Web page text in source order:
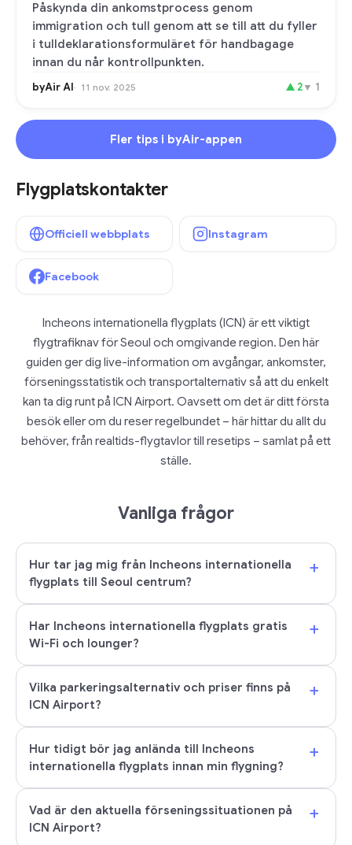
Påskynda din ankomstprocess genom
immigration och tull genom att se till att du fyller
i tulldeklarationsformuläret för handbagage
innan du når kontrollpunkten.
byAir AI 11 nov. 2025 ▲ 2▼ 1
Fler tips i byAir-appen
Flygplatskontakter
Officiell webbplats Instagram
Facebook
Incheons internationella flygplats (ICN) är ett viktigt
flygtrafiknav för Seoul och omgivande region. Den här
guiden ger dig live-information om avgångar, ankomster,
förseningsstatistik och transportalternativ så att du enkelt
kan ta dig runt på ICN Airport. Oavsett om det är ditt första
besök eller om du reser regelbundet – här hittar du allt du
behöver, från realtids-flygtavlor till resetips – samlat på ett
ställe.
Vanliga frågor
Hur tar jag mig från Incheons internationella
flygplats till Seoul centrum?
+
Har Incheons internationella flygplats gratis
Wi-Fi och lounger?
+
Vilka parkeringsalternativ och priser finns på
ICN Airport?
+
Hur tidigt bör jag anlända till Incheons
internationella flygplats innan min flygning?
+
Vad är den aktuella förseningssituationen på
ICN Airport?
+